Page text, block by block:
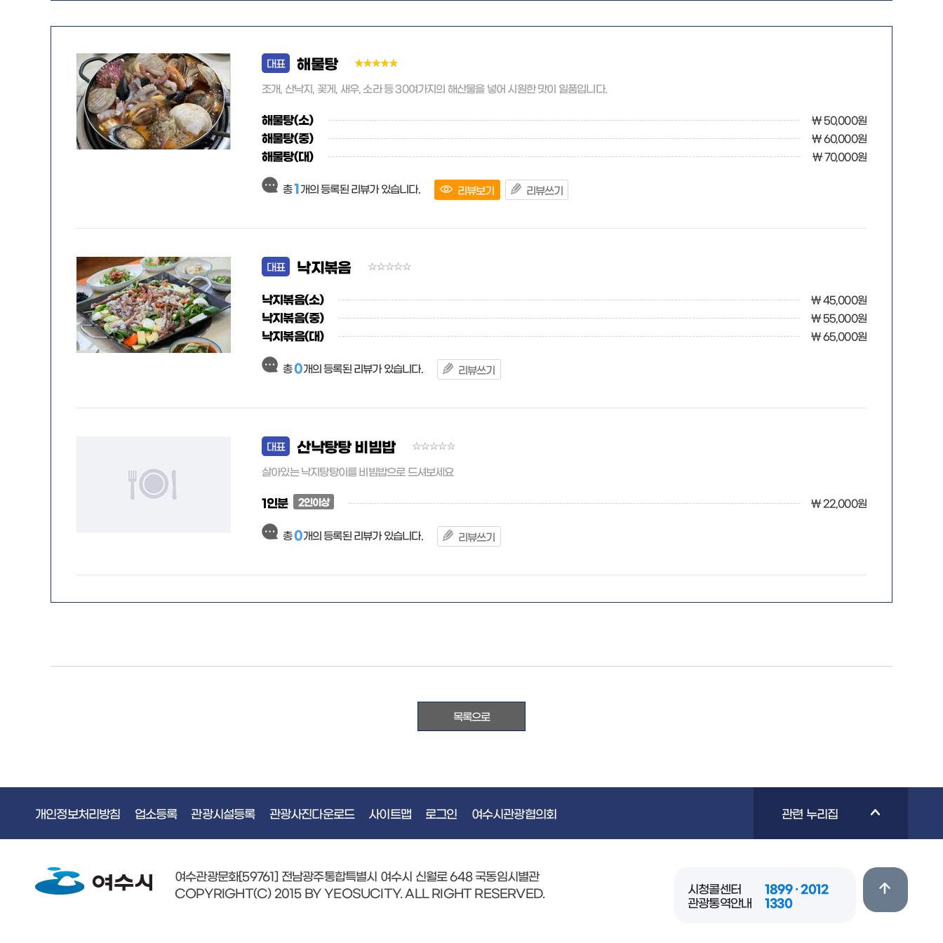
대표 해물탕
조개, 산낙지, 꽃게, 새우, 소라 등 30여가지의 해산물을 넣어 시원한 맛이 일품입니다.
해물탕(소) ￦ 50,000원
해물탕(중) ￦ 60,000원
해물탕(대) ￦ 70,000원
총1 개의 등록된 리뷰가 있습니다. 리뷰보기 리뷰쓰기
대표 낙지볶음
낙지볶음(소) ￦ 45,000원
낙지볶음(중) ￦ 55,000원
낙지볶음(대) ￦ 65,000원
총0개의 등록된 리뷰가 있습니다. 리뷰쓰기
대표 산낙탕탕 비빔밥
살아있는 낙지탕탕이를 비빔밥으로 드셔보세요
1인분 2인이상 ￦ 22,000원
총0개의 등록된 리뷰가 있습니다. 리뷰쓰기
목록으로
개인정보처리방침 업소등록 관광시설등록 관광사진다운로드 사이트맵 로그인 여수시관광협의회 관련 누리집
여수관광문화[59761] 전남광주통합특별시 여수시 신월로 648 국동임시별관
COPYRIGHT(C) 2015 BY YEOSUCITY. ALL RIGHT RESERVED.
시청콜센터
1899 · 2012
관광통역안내
1330